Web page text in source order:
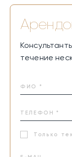
течение
Только